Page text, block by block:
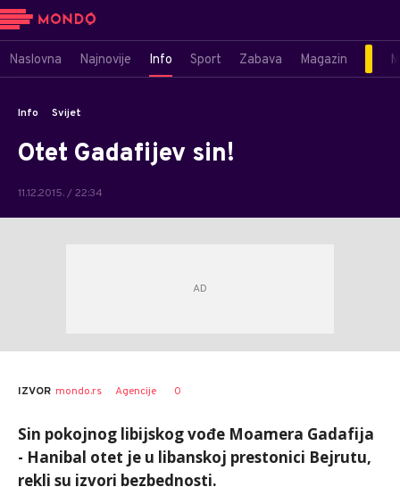
Naslovna Najnovije Info Sport Zabava Magazin
Info Svijet
Otet Gadafijev sin!
11.12.2015. / 22:34
IZVOR mondo.rs Agencije 0
Sin pokojnog libijskog vođe Moamera Gadafija
- Hanibal otet je u libanskoj prestonici Bejrutu,
rekli su izvori bezbednosti.